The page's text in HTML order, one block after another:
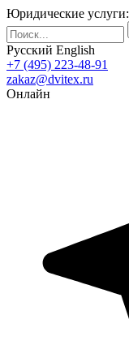
Юридические услуги:
Русский English
+7 (495) 223-48-91
zakaz@dvitex.ru
Онлайн